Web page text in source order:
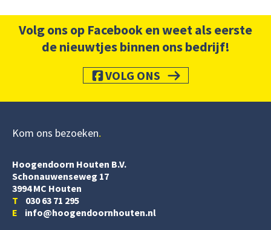
Volg ons op Facebook en weet als eerste
de nieuwtjes binnen ons bedrijf!
VOLG ONS
Kom ons bezoeken
Hoogendoorn Houten B.V.
Schonauwenseweg 17
3994 MC Houten
T 030 63 71 295
E info@hoogendoornhouten.nl